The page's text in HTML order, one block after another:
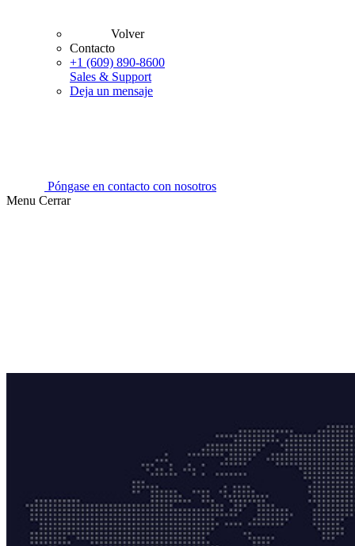
Volver
Contacto
+1 (609) 890-8600
Sales & Support
Deja un mensaje
Póngase en contacto con nosotros
Menu Cerrar